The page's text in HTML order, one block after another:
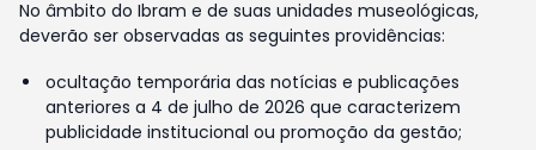
No âmbito do Ibram e de suas unidades museológicas,
deverão ser observadas as seguintes providências:
ocultação temporária das notícias e publicações
anteriores a 4 de julho de 2026 que caracterizem
publicidade institucional ou promoção da gestão;